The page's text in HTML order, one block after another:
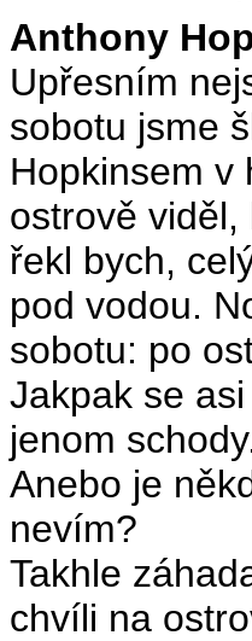
Anthony
Upřesním
sobotu jsme
Hopkinsem v
ostrově viděl,
řekl bych,
pod vodou.
sobotu: po
Jakpak se
jenom
Anebo je
nevím?
Takhle
chvíli na